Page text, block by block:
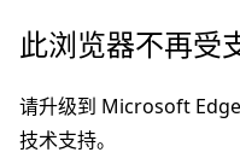
跳
主
要
此浏览器不再受
请升级到 Microsoft
技术支持。